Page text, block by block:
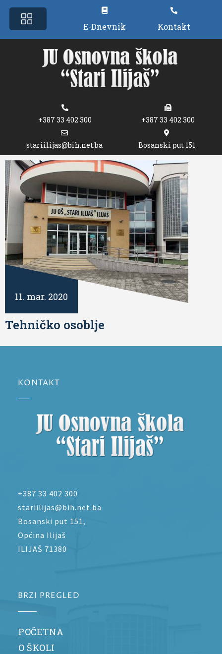
E-Dnevnik Kontakt
+387 33 402 300 +387 33 402 300
stariilijas@bih.net.ba Bosanski put 151
11. mar. 2020
Tehničko osoblje
KONTAKT
+387 33 402 300
stariilijas@bih.net.ba
Bosanski put 151,
Općina Ilijaš
ILIJAŠ 71380
BRZI PREGLED
POČETNA
O ŠKOLI